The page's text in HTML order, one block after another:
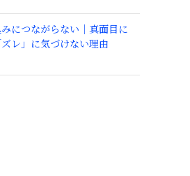
につながらない｜真面目に
レ」に気づけない理由